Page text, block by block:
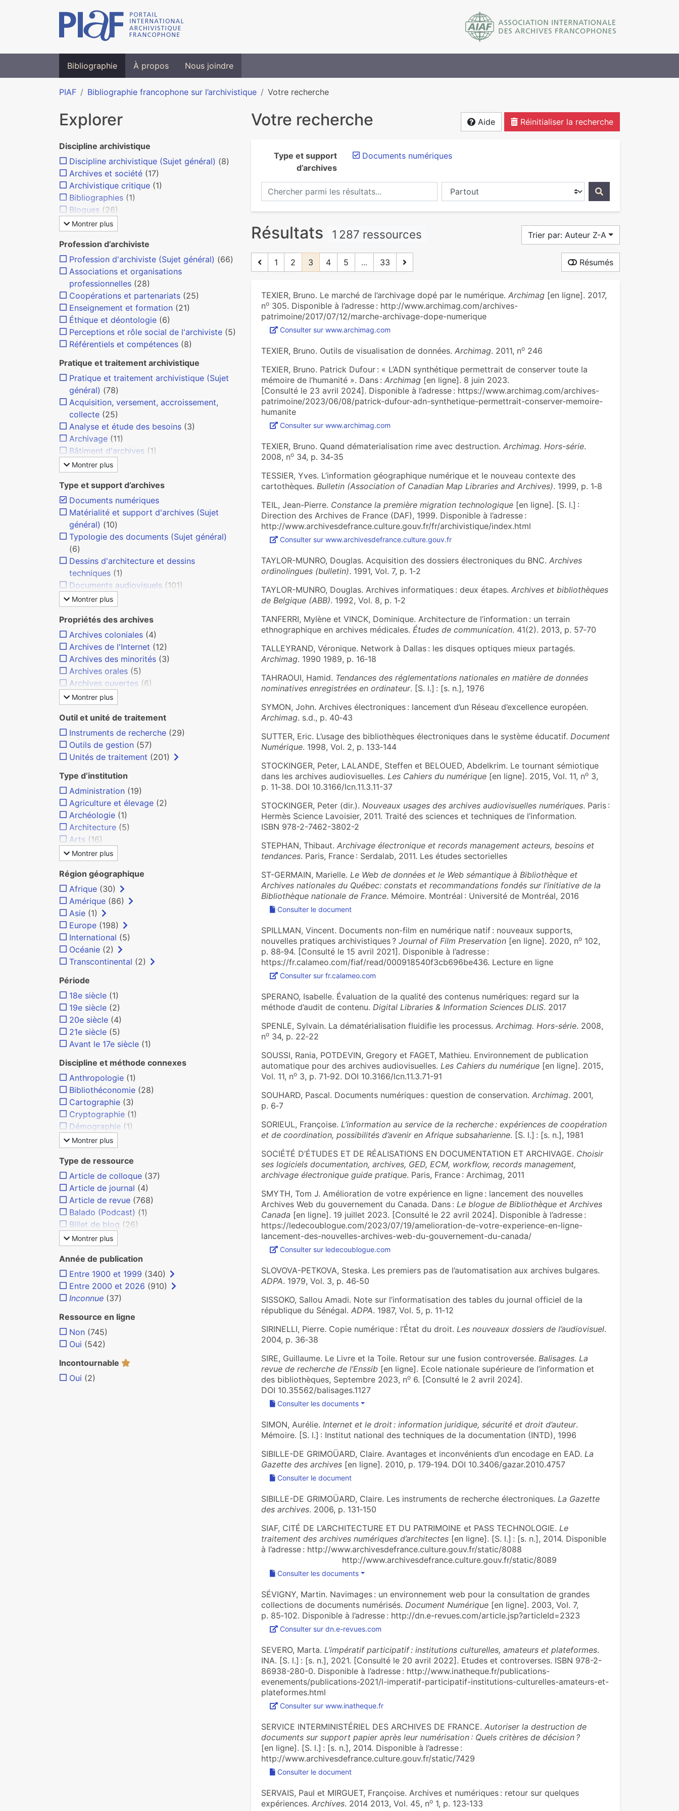
Bibliographie À propos Nous joindre
PIAF Bibliographie francophone sur l’archivistique Votre recherche
Votre recherche Aide Réinitialiser la recherche
Type et support
d’archives
Documents numériques
Chercher parmi les résultats... Chercher dans...
Résultats 1 287 ressources Trier par: Auteur Z-A
1 2 3 4 5 ... 33 Résumés
TEXIER, Bruno. Le marché de l’archivage dopé par le numérique. Archimag [en ligne]. 2017,
no305. Disponible à l’adresse : http://www.archimag.com/archives-
patrimoine/2017/07/12/marche-archivage-dope-numerique
Consulter sur www.archimag.com
TEXIER, Bruno. Outils de visualisation de données. Archimag. 2011, no246
TEXIER, Bruno. Patrick Dufour : « L’ADN synthétique permettrait de conserver toute la
mémoire de l’humanité ». Dans : Archimag [en ligne]. 8 juin 2023.
[Consulté le 23 avril 2024]. Disponible à l’adresse : https://www.archimag.com/archives-
patrimoine/2023/06/08/patrick-dufour-adn-synthetique-permettrait-conserver-memoire-
humanite
Consulter sur www.archimag.com
TEXIER, Bruno. Quand dématerialisation rime avec destruction. Archimag. Hors-série.
2008, no34, p. 34‑35
TESSIER, Yves. L’information géographique numérique et le nouveau contexte des
cartothèques. Bulletin (Association of Canadian Map Libraries and Archives). 1999, p. 1‑8
TEIL, Jean-Pierre. Constance la première migration technologique[en ligne]. [S. l.] :
Direction des Archives de France (DAF), 1999. Disponible à l’adresse :
http://www.archivesdefrance.culture.gouv.fr/fr/archivistique/index.html
Consulter sur www.archivesdefrance.culture.gouv.fr
TAYLOR-MUNRO, Douglas. Acquisition des dossiers électroniques du BNC. Archives
ordinolingues (bulletin). 1991, Vol. 7, p. 1‑2
TAYLOR-MUNRO, Douglas. Archives informatiques : deux étapes. Archives et bibliothèques
de Belgique (ABB). 1992, Vol. 8, p. 1‑2
TANFERRI, Mylène et VINCK, Dominique. Architecture de l’information : un terrain
ethnographique en archives médicales. Études de communication. 41(2). 2013, p. 57‑70
TALLEYRAND, Véronique. Network à Dallas : les disques optiques mieux partagés.
Archimag. 1990 1989, p. 16‑18
TAHRAOUI, Hamid. Tendances des réglementations nationales en matière de données
nominatives enregistrées en ordinateur. [S. l.] : [s. n.], 1976
SYMON, John. Archives électroniques : lancement d’un Réseau d’excellence européen.
Archimag. s.d., p. 40‑43
SUTTER, Eric. L’usage des bibliothèques électroniques dans le système éducatif. Document
Numérique. 1998, Vol. 2, p. 133‑144
STOCKINGER, Peter, LALANDE, Steffen et BELOUED, Abdelkrim. Le tournant sémiotique
dans les archives audiovisuelles. Les Cahiers du numérique[en ligne]. 2015, Vol. 11, no3,
p. 11‑38. DOI 10.3166/lcn.11.3.11-37
STOCKINGER, Peter (dir.). Nouveaux usages des archives audiovisuelles numériques. Paris :
Hermès Science Lavoisier, 2011. Traité des sciences et techniques de l’information.
ISBN 978-2-7462-3802-2
STEPHAN, Thibaut. Archivage électronique et records management acteurs, besoins et
tendances. Paris, France : Serdalab, 2011. Les études sectorielles
ST-GERMAIN, Marielle. Le Web de données et le Web sémantique à Bibliothèque et
Archives nationales du Québec: constats et recommandations fondés sur l’initiative de la
Bibliothèque nationale de France. Mémoire. Montréal : Université de Montréal, 2016
Consulter le document
SPILLMAN, Vincent. Documents non-film en numérique natif : nouveaux supports,
nouvelles pratiques archivistiques ? Journal of Film Preservation[en ligne]. 2020, no102,
p. 88‑94. [Consulté le 15 avril 2021]. Disponible à l’adresse :
https://fr.calameo.com/fiaf/read/000918540f3cb696be436. Lecture en ligne
Consulter sur fr.calameo.com
SPERANO, Isabelle. Évaluation de la qualité des contenus numériques: regard sur la
méthode d’audit de contenu. Digital Libraries & Information Sciences DLIS. 2017
SPENLE, Sylvain. La dématérialisation fluidifie les processus. Archimag. Hors-série. 2008,
no34, p. 22‑22
SOUSSI, Rania, POTDEVIN, Gregory et FAGET, Mathieu. Environnement de publication
automatique pour des archives audiovisuelles. Les Cahiers du numérique[en ligne]. 2015,
Vol. 11, no3, p. 71‑92. DOI 10.3166/lcn.11.3.71-91
SOUHARD, Pascal. Documents numériques : question de conservation. Archimag. 2001,
p. 6‑7
SORIEUL, Françoise. L’information au service de la recherche : expériences de coopération
et de coordination, possibilités d’avenir en Afrique subsaharienne. [S. l.] : [s. n.], 1981
SOCIÉTÉ D’ÉTUDES ET DE RÉALISATIONS EN DOCUMENTATION ET ARCHIVAGE. Choisir
ses logiciels documentation, archives, GED, ECM, workflow, records management,
archivage électronique guide pratique. Paris, France : Archimag, 2011
SMYTH, Tom J. Amélioration de votre expérience en ligne : lancement des nouvelles
Archives Web du gouvernement du Canada. Dans : Le blogue de Bibliothèque et Archives
Canada [en ligne]. 19 juillet 2023. [Consulté le 22 avril 2024]. Disponible à l’adresse :
https://ledecoublogue.com/2023/07/19/amelioration-de-votre-experience-en-ligne-
lancement-des-nouvelles-archives-web-du-gouvernement-du-canada/
Consulter sur ledecoublogue.com
SLOVOVA-PETKOVA, Steska. Les premiers pas de l’automatisation aux archives bulgares.
ADPA. 1979, Vol. 3, p. 46‑50
SISSOKO, Sallou Amadi. Note sur l’informatisation des tables du journal officiel de la
république du Sénégal. ADPA. 1987, Vol. 5, p. 11‑12
SIRINELLI, Pierre. Copie numérique : l’État du droit. Les nouveaux dossiers de l’audiovisuel.
2004, p. 36‑38
SIRE, Guillaume. Le Livre et la Toile. Retour sur une fusion controversée. Balisages. La
revue de recherche de l’Enssib [en ligne]. Ecole nationale supérieure de l’information et
des bibliothèques, Septembre 2023, no6. [Consulté le 2 avril 2024].
DOI 10.35562/balisages.1127
Consulter les documents
SIMON, Aurélie. Internet et le droit : information juridique, sécurité et droit d’auteur.
Mémoire. [S. l.] : Institut national des techniques de la documentation (INTD), 1996
SIBILLE-DE GRIMOÜARD, Claire. Avantages et inconvénients d’un encodage en EAD. La
Gazette des archives[en ligne]. 2010, p. 179‑194. DOI 10.3406/gazar.2010.4757
Consulter le document
SIBILLE-DE GRIMOÜARD, Claire. Les instruments de recherche électroniques. La Gazette
des archives. 2006, p. 131‑150
SIAF, CITÉ DE L’ARCHITECTURE ET DU PATRIMOINE et PASS TECHNOLOGIE. Le
traitement des archives numériques d’architectes[en ligne]. [S. l.] : [s. n.], 2014. Disponible
à l’adresse : http://www.archivesdefrance.culture.gouv.fr/static/8088
http://www.archivesdefrance.culture.gouv.fr/static/8089
Consulter les documents
SÉVIGNY, Martin. Navimages : un environnement web pour la consultation de grandes
collections de documents numérisés. Document Numérique[en ligne]. 2003, Vol. 7,
p. 85‑102. Disponible à l’adresse : http://dn.e-revues.com/article.jsp?articleId=2323
Consulter sur dn.e-revues.com
SEVERO, Marta. L’impératif participatif : institutions culturelles, amateurs et plateformes.
INA. [S. l.] : [s. n.], 2021. [Consulté le 20 avril 2022]. Etudes et controverses. ISBN 978-2-
86938-280-0. Disponible à l’adresse : http://www.inatheque.fr/publications-
evenements/publications-2021/l-imperatif-participatif-institutions-culturelles-amateurs-et-
plateformes.html
Consulter sur www.inatheque.fr
SERVICE INTERMINISTÉRIEL DES ARCHIVES DE FRANCE. Autoriser la destruction de
documents sur support papier après leur numérisation : Quels critères de décision ?
[en ligne]. [S. l.] : [s. n.], 2014. Disponible à l’adresse :
http://www.archivesdefrance.culture.gouv.fr/static/7429
Consulter le document
SERVAIS, Paul et MIRGUET, Françoise. Archives et numériques : retour sur quelques
expériences. Archives. 2014 2013, Vol. 45, no1, p. 123‑133
Explorer
Discipline archivistique
Discipline archivistique (Sujet général) (8)
Archives et société (17)
Archivistique critique (1)
Bibliographies (1)
Blogues (26)
Montrer plus
Profession d’archiviste
Profession d'archiviste (Sujet général) (66)
Associations et organisations
professionnelles (28)
Coopérations et partenariats (25)
Enseignement et formation (21)
Éthique et déontologie (6)
Perceptions et rôle social de l'archiviste (5)
Référentiels et compétences (8)
Pratique et traitement archivistique
Pratique et traitement archivistique (Sujet
général) (78)
Acquisition, versement, accroissement,
collecte (25)
Analyse et étude des besoins (3)
Archivage (11)
Bâtiment d'archives (1)
Montrer plus
Type et support d’archives
Documents numériques
Matérialité et support d'archives (Sujet
général) (10)
Typologie des documents (Sujet général)
(6)
Dessins d'architecture et dessins
techniques (1)
Documents audiovisuels (101)
Montrer plus
Propriétés des archives
Archives coloniales (4)
Archives de l'Internet (12)
Archives des minorités (3)
Archives orales (5)
Archives ouvertes (6)
Montrer plus
Outil et unité de traitement
Instruments de recherche (29)
Outils de gestion (57)
Unités de traitement (201)
Type d’institution
Administration (19)
Agriculture et élevage (2)
Archéologie (1)
Architecture (5)
Arts (16)
Montrer plus
Région géographique
Afrique (30)
Amérique (86)
Asie (1)
Europe (198)
International (5)
Océanie (2)
Transcontinental (2)
Période
18e siècle (1)
19e siècle (2)
20e siècle (4)
21e siècle (5)
Avant le 17e siècle (1)
Discipline et méthode connexes
Anthropologie (1)
Bibliothéconomie (28)
Cartographie (3)
Cryptographie (1)
Démographie (1)
Montrer plus
Type de ressource
Article de colloque (37)
Article de journal (4)
Article de revue (768)
Balado (Podcast) (1)
Billet de blog (26)
Montrer plus
Année de publication
Entre 1900 et 1999 (340)
Entre 2000 et 2026 (910)
Inconnue (37)
Ressource en ligne
Non (745)
Oui (542)
Incontournable
Oui (2)